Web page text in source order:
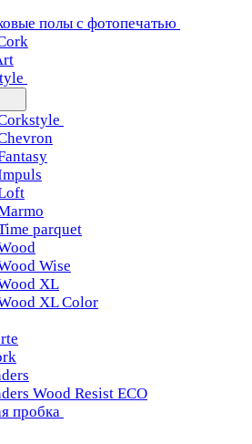
полы с фотопечатью
parquet
Wise
XL
XL Color
Wood Resist ECO
пробка